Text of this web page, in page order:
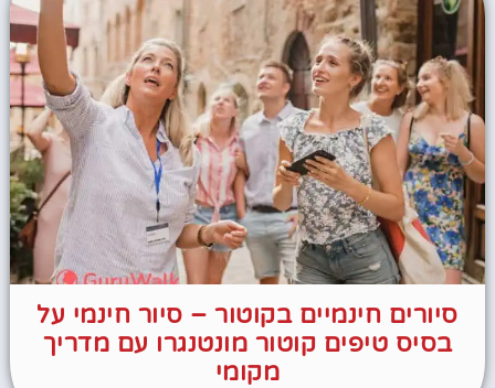
סיורים חינמיים בקוטור – סיור חינמי על
בסיס טיפים קוטור מונטנגרו עם מדריך
מקומי